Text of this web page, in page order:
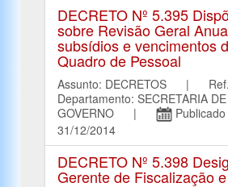
DECRETO Nº 5.395
sobre Revisão Geral
subsídios e vencimentos
Quadro de Pessoal
Assunto: DECRETOS |
Departamento: SECRETARIA DE
GOVERNO |
Publicado
31/12/2014
DECRETO Nº 5.398
Gerente de Fiscalização e